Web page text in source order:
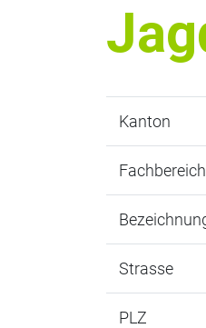
Kanton
Fachbereich
Strasse
PLZ